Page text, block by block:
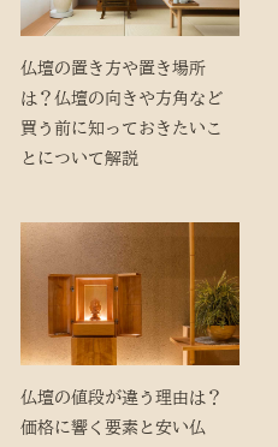
仏壇の置き方や置き場所
は？仏壇の向きや方角など
買う前に知っておきたいこ
とについて解説
仏壇の値段が違う理由は？
価格に響く要素と安い仏